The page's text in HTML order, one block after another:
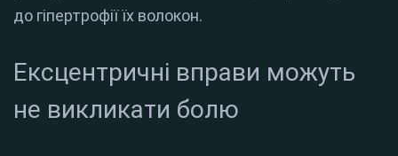
до гіпертрофії їх волокон.
Ексцентричні вправи можуть
не викликати болю